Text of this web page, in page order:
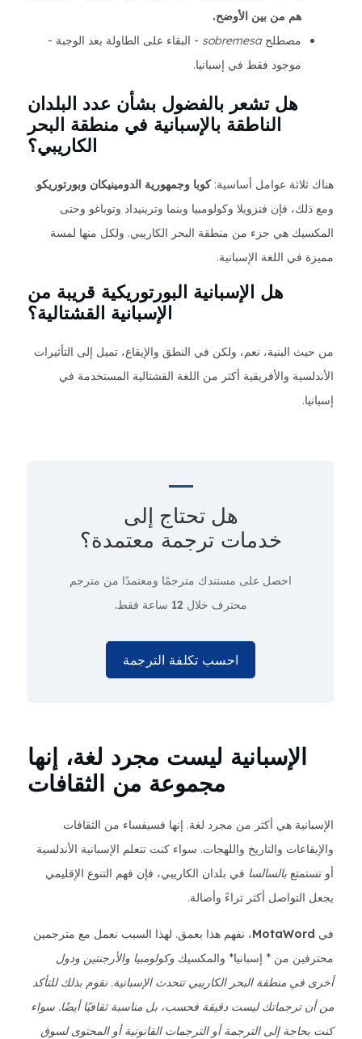
هم من بين الأوضح.
مصطلح sobremesa - البقاء على الطاولة بعد الوجبة -
موجود فقط في إسبانيا.
هل تشعر بالفضول بشأن عدد البلدان
الناطقة بالإسبانية في منطقة البحر
الكاريبي؟
هناك ثلاثة عوامل أساسية: كوبا وجمهورية الدومينيكان وبورتوريكو.
ومع ذلك، فإن فنزويلا وكولومبيا وبنما وترينيداد وتوباغو وحتى
المكسيك هي جزء من منطقة البحر الكاريبي. ولكل منها لمسة
مميزة في اللغة الإسبانية.
هل الإسبانية البورتوريكية قريبة من
الإسبانية القشتالية؟
من حيث البنية، نعم، ولكن في النطق والإيقاع، تميل إلى التأثيرات
الأندلسية والأفريقية أكثر من اللغة القشتالية المستخدمة في
إسبانيا.
هل تحتاج إلى
خدمات ترجمة معتمدة؟
احصل على مستندك مترجمًا ومعتمدًا من مترجم
محترف خلال 12 ساعة فقط.
احسب تكلفة الترجمة
الإسبانية ليست مجرد لغة، إنها
مجموعة من الثقافات
الإسبانية هي أكثر من مجرد لغة. إنها فسيفساء من الثقافات
والإيقاعات والتاريخ واللهجات. سواء كنت تتعلم الإسبانية الأندلسية
أو تستمتع بالسالسا في بلدان الكاريبي، فإن فهم التنوع الإقليمي
يجعل التواصل أكثر ثراءً وأصالة.
في MotaWord، نفهم هذا بعمق. لهذا السبب نعمل مع مترجمين
محترفين من * إسبانيا* والمكسيك وكولومبيا والأرجنتين ودول
أخرى في منطقة البحر الكاريبي تتحدث الإسبانية. نقوم بذلك للتأكد
من أن ترجماتك ليست دقيقة فحسب، بل مناسبة ثقافيًا أيضًا. سواء
كنت بحاجة إلى الترجمة أو الترجمات القانونية أو المحتوى لسوق